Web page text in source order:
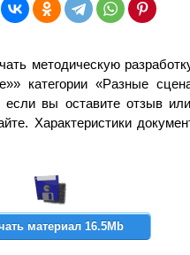
методическую
категории «Разные
если вы оставите отзыв
Характеристики
материал 16.5Mb